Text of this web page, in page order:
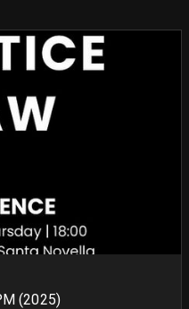
(2025)